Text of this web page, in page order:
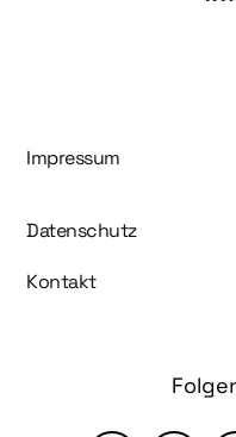
Impressum
Datenschutz
Kontakt